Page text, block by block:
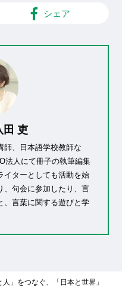
シェア
田 吏
師、日本語学校教師な
法人にて冊子の執筆編集
イターとしても活動を始
、句会に参加したり、言
、言葉に関する遊びと学
」をつなぐ、「日本と世界」